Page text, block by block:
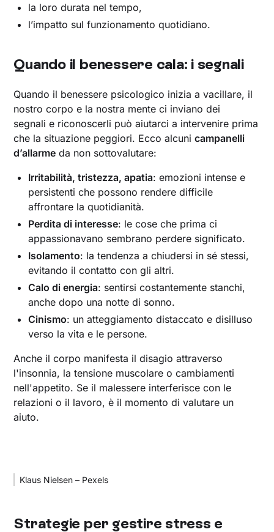
la loro durata nel tempo,
l’impatto sul funzionamento quotidiano.
Quando il benessere cala: i segnali
Quando il benessere psicologico inizia a vacillare, il
nostro corpo e la nostra mente ci inviano dei
segnali e riconoscerli può aiutarci a intervenire prima
che la situazione peggiori. Ecco alcunicampanelli
d’allarme da non sottovalutare:
Irritabilità, tristezza, apatia: emozioni intense e
persistenti che possono rendere difficile
affrontare la quotidianità.
Perdita di interesse: le cose che prima ci
appassionavano sembrano perdere significato.
Isolamento: la tendenza a chiudersi in sé stessi,
evitando il contatto con gli altri.
Calo di energia: sentirsi costantemente stanchi,
anche dopo una notte di sonno.
Cinismo: un atteggiamento distaccato e disilluso
verso la vita e le persone.
Anche il corpo manifesta il disagio attraverso
l'insonnia, la tensione muscolare o cambiamenti
nell'appetito. Se il malessere interferisce con le
relazioni o il lavoro, è il momento di valutare un
aiuto.
Klaus Nielsen – Pexels
Strategie per gestire stress e